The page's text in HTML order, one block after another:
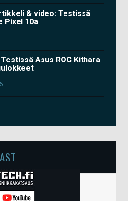
& video: Testissä
Pixel 10a
Asus ROG Kithara